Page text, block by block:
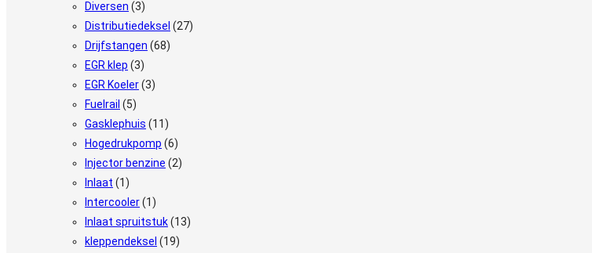
Diversen (3)
Distributiedeksel (27)
Drijfstangen (68)
EGR klep (3)
EGR Koeler(3)
Fuelrail (5)
Gasklephuis (11)
Hogedrukpomp (6)
Injector benzine (2)
Inlaat (1)
Intercooler(1)
Inlaat spruitstuk(13)
kleppendeksel (19)